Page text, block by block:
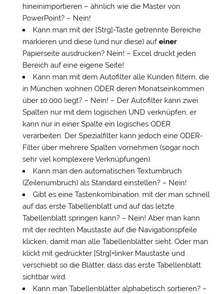
hineinimportieren – ähnlich wie die Master von
PowerPoint? – Nein!
Kann man mit der [Strg]-Taste getrennte Bereiche
markieren und diese (und nur diese) aufeiner
Papierseite ausdrucken? Nein! – Excel druckt jeden
Bereich auf eine eigene Seite!
Kann man mit dem Autofilter alle Kunden filtern, die
in München wohnen ODER deren Monatseinkommen
über 10.000 liegt? – Nein! – Der Autofilter kann zwei
Spalten nur mit dem logischen UND verknüpfen, er
kann nur in einer Spalte ein logisches ODER
verarbeiten. Der Spezialfilter kann jedoch eine ODER-
Filter über mehrere Spalten vornehmen (sogar noch
sehr viel komplexere Verknüpfungen).
Kann man den automatischen Textumbruch
(Zeilenumbruch) als Standard einstellen? – Nein!
Gibt es eine Tastenkombination, mit der man schnell
auf das erste Tabellenblatt und auf das letzte
Tabellenblatt springen kann? – Nein! Aber man kann
mit der rechten Maustaste auf die Navigationspfeile
klicken, damit man alle Tabellenblätter sieht. Oder man
klickt mit gedrückter [Strg]+linker Maustaste und
verschiebt so die Blätter, dass das erste Tabellenblatt
sichtbar wird.
Kann man Tabellenblätter alphabetisch sortieren? –